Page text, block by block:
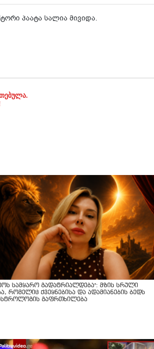
პაატა სალია მივიდა.
სამყარო გადატრიალდება": მზის სრული
რომელიც ქვეყნებისა და ადამიანების ბედს
გაფრთხილება